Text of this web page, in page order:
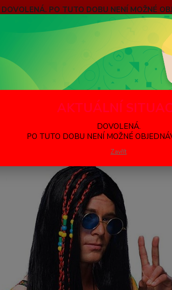
DOVOLENÁ. PO TUTO DOBU NENÍ MOŽNÉ
Hledat
Paruka Hippie
AKTUÁLNÍ
DOVOLENÁ.
PO TUTO DOBU NENÍ MOŽNÉ
Zavřít